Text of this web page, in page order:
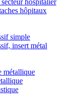
hôpitaux
simple
insert métal
métallique